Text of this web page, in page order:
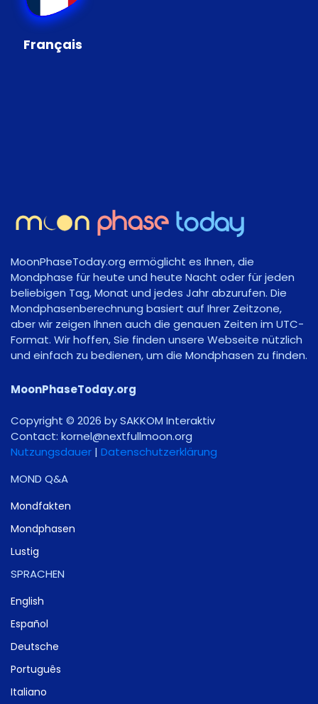
Français
MoonPhaseToday.org ermöglicht es Ihnen, die
Mondphase für heute und heute Nacht oder für jeden
beliebigen Tag, Monat und jedes Jahr abzurufen. Die
Mondphasenberechnung basiert auf Ihrer Zeitzone,
aber wir zeigen Ihnen auch die genauen Zeiten im UTC-
Format. Wir hoffen, Sie finden unsere Webseite nützlich
und einfach zu bedienen, um die Mondphasen zu finden.
MoonPhaseToday.org
Copyright © 2026 by SAKKOM Interaktiv
Contact: gro.noomlluftxen@lenrok
Nutzungsdauer | Datenschutzerklärung
MOND Q&A
Mondfakten
Mondphasen
Lustig
SPRACHEN
English
Español
Deutsche
Português
Italiano